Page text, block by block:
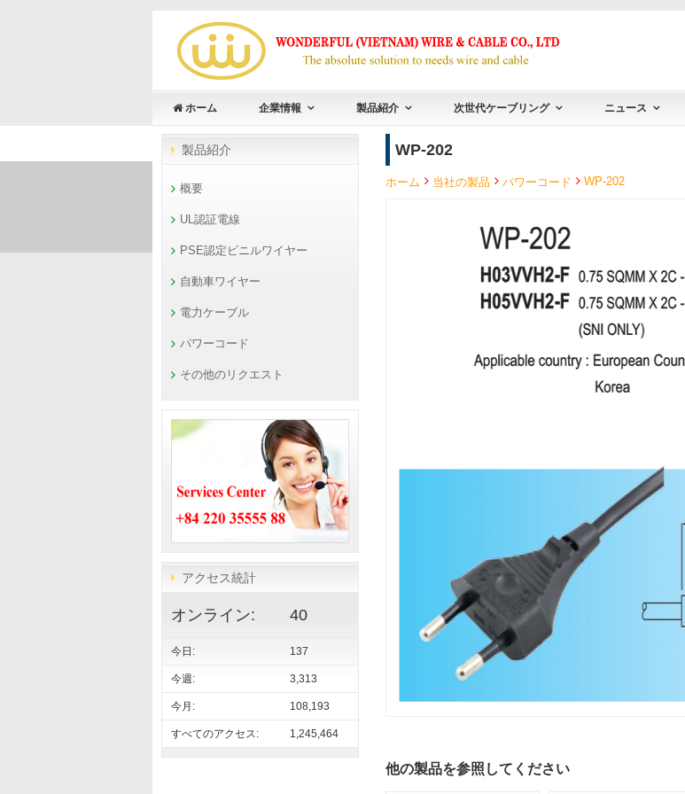
ホーム 企業情報 製品紹介 次世代ケーブリング ニュース
WP-202
ホーム 当社の製品 パワーコード WP-202
他の製品を参照してください
製品紹介
概要
UL認証電線
PSE認定ビニルワイヤー
自動車ワイヤー
電力ケーブル
パワーコード
その他のリクエスト
アクセス統計
オンライン: 40
今日: 137
今週: 3,313
今月: 108,193
すべてのアクセス: 1,245,464